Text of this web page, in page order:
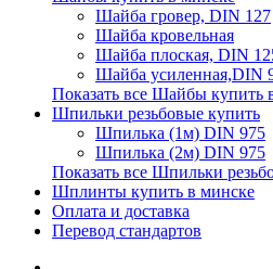
Шайба гровер, DIN 127
Шайба кровельная
Шайба плоская, DIN
Шайба усиленная,DIN
Показать все Шайбы купить
Шпильки резьбовые купить
Шпилька (1м) DIN 975
Шпилька (2м) DIN 975
Показать все Шпильки
Шплинты купить в минске
Оплата и доставка
Перевод стандартов